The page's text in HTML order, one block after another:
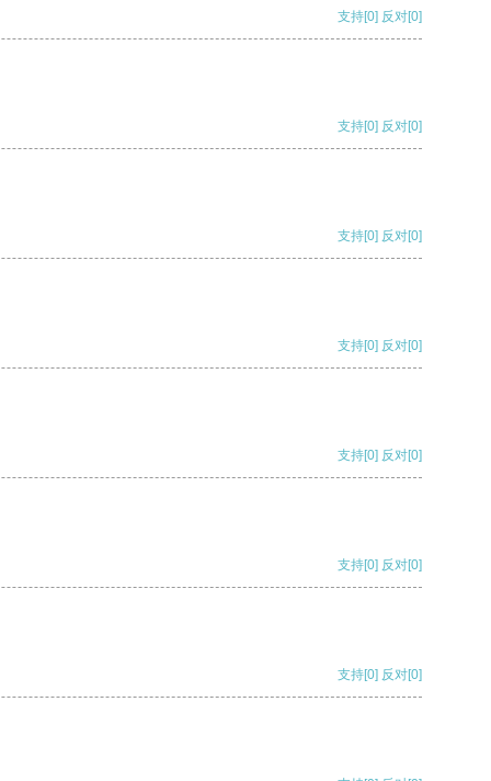
支持[0] 反对[0]
支持[0] 反对[0]
支持[0] 反对[0]
支持[0] 反对[0]
支持[0] 反对[0]
支持[0] 反对[0]
支持[0] 反对[0]